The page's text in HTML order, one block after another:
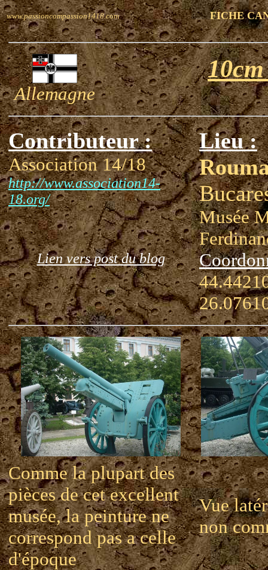
www.passioncompassion1418.com FICHE
Allemagne
Contributeur :
Association 14/18
http://www.association14-
18.org/
Lien vers post du blog
Lieu :
Musée
Comme la plupart des
pièces de cet excellent
musée, la peinture ne
correspond pas a celle
d'époque
Vue
non